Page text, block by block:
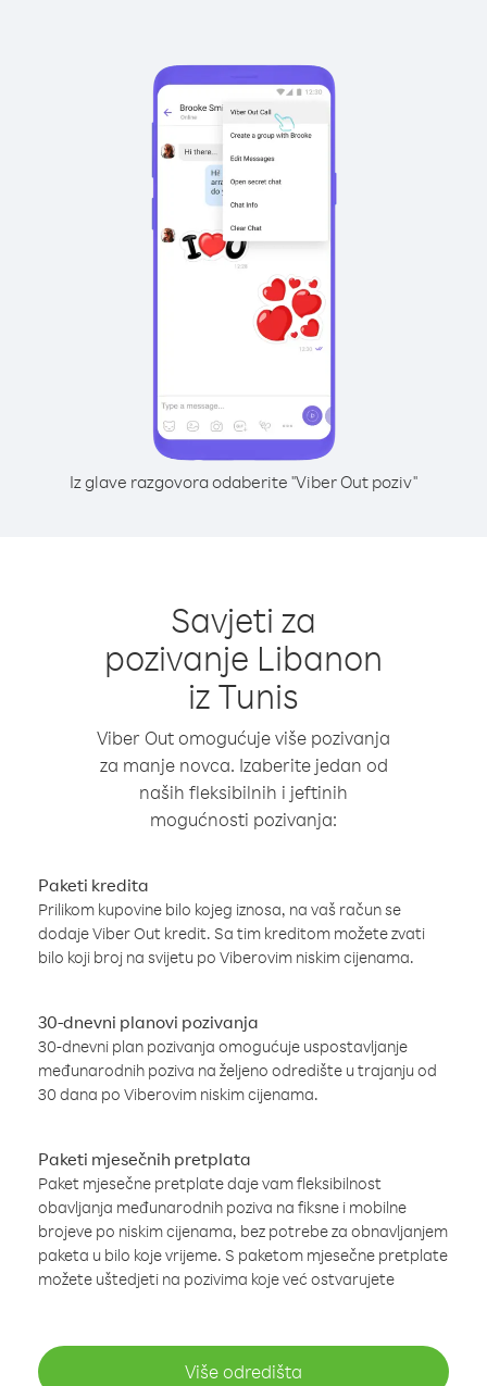
Iz glave razgovora odaberite "Viber Out poziv"
Savjeti za
pozivanje Libanon
iz Tunis
Viber Out omogućuje više pozivanja
za manje novca. Izaberite jedan od
naših fleksibilnih i jeftinih
mogućnosti pozivanja:
Paketi kredita
Prilikom kupovine bilo kojeg iznosa, na vaš račun se
dodaje Viber Out kredit. Sa tim kreditom možete zvati
bilo koji broj na svijetu po Viberovim niskim cijenama.
30-dnevni planovi pozivanja
30-dnevni plan pozivanja omogućuje uspostavljanje
međunarodnih poziva na željeno odredište u trajanju od
30 dana po Viberovim niskim cijenama.
Paketi mjesečnih pretplata
Paket mjesečne pretplate daje vam fleksibilnost
obavljanja međunarodnih poziva na fiksne i mobilne
brojeve po niskim cijenama, bez potrebe za obnavljanjem
paketa u bilo koje vrijeme. S paketom mjesečne pretplate
možete uštedjeti na pozivima koje već ostvarujete
Više odredišta